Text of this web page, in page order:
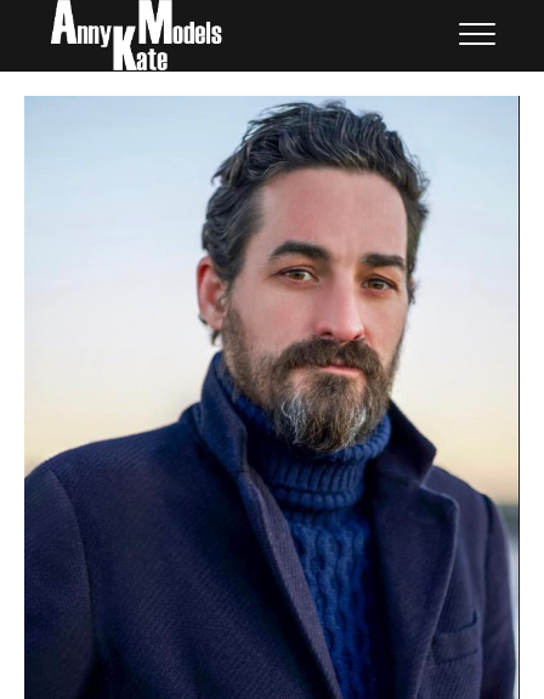
外国人モデル | AnnyKate
Models
外国人モデル | アニケイト・モデルズ